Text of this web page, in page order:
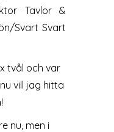
Tavlor &
Svart Svart
tvål och var
vill jag hitta
nu, men i